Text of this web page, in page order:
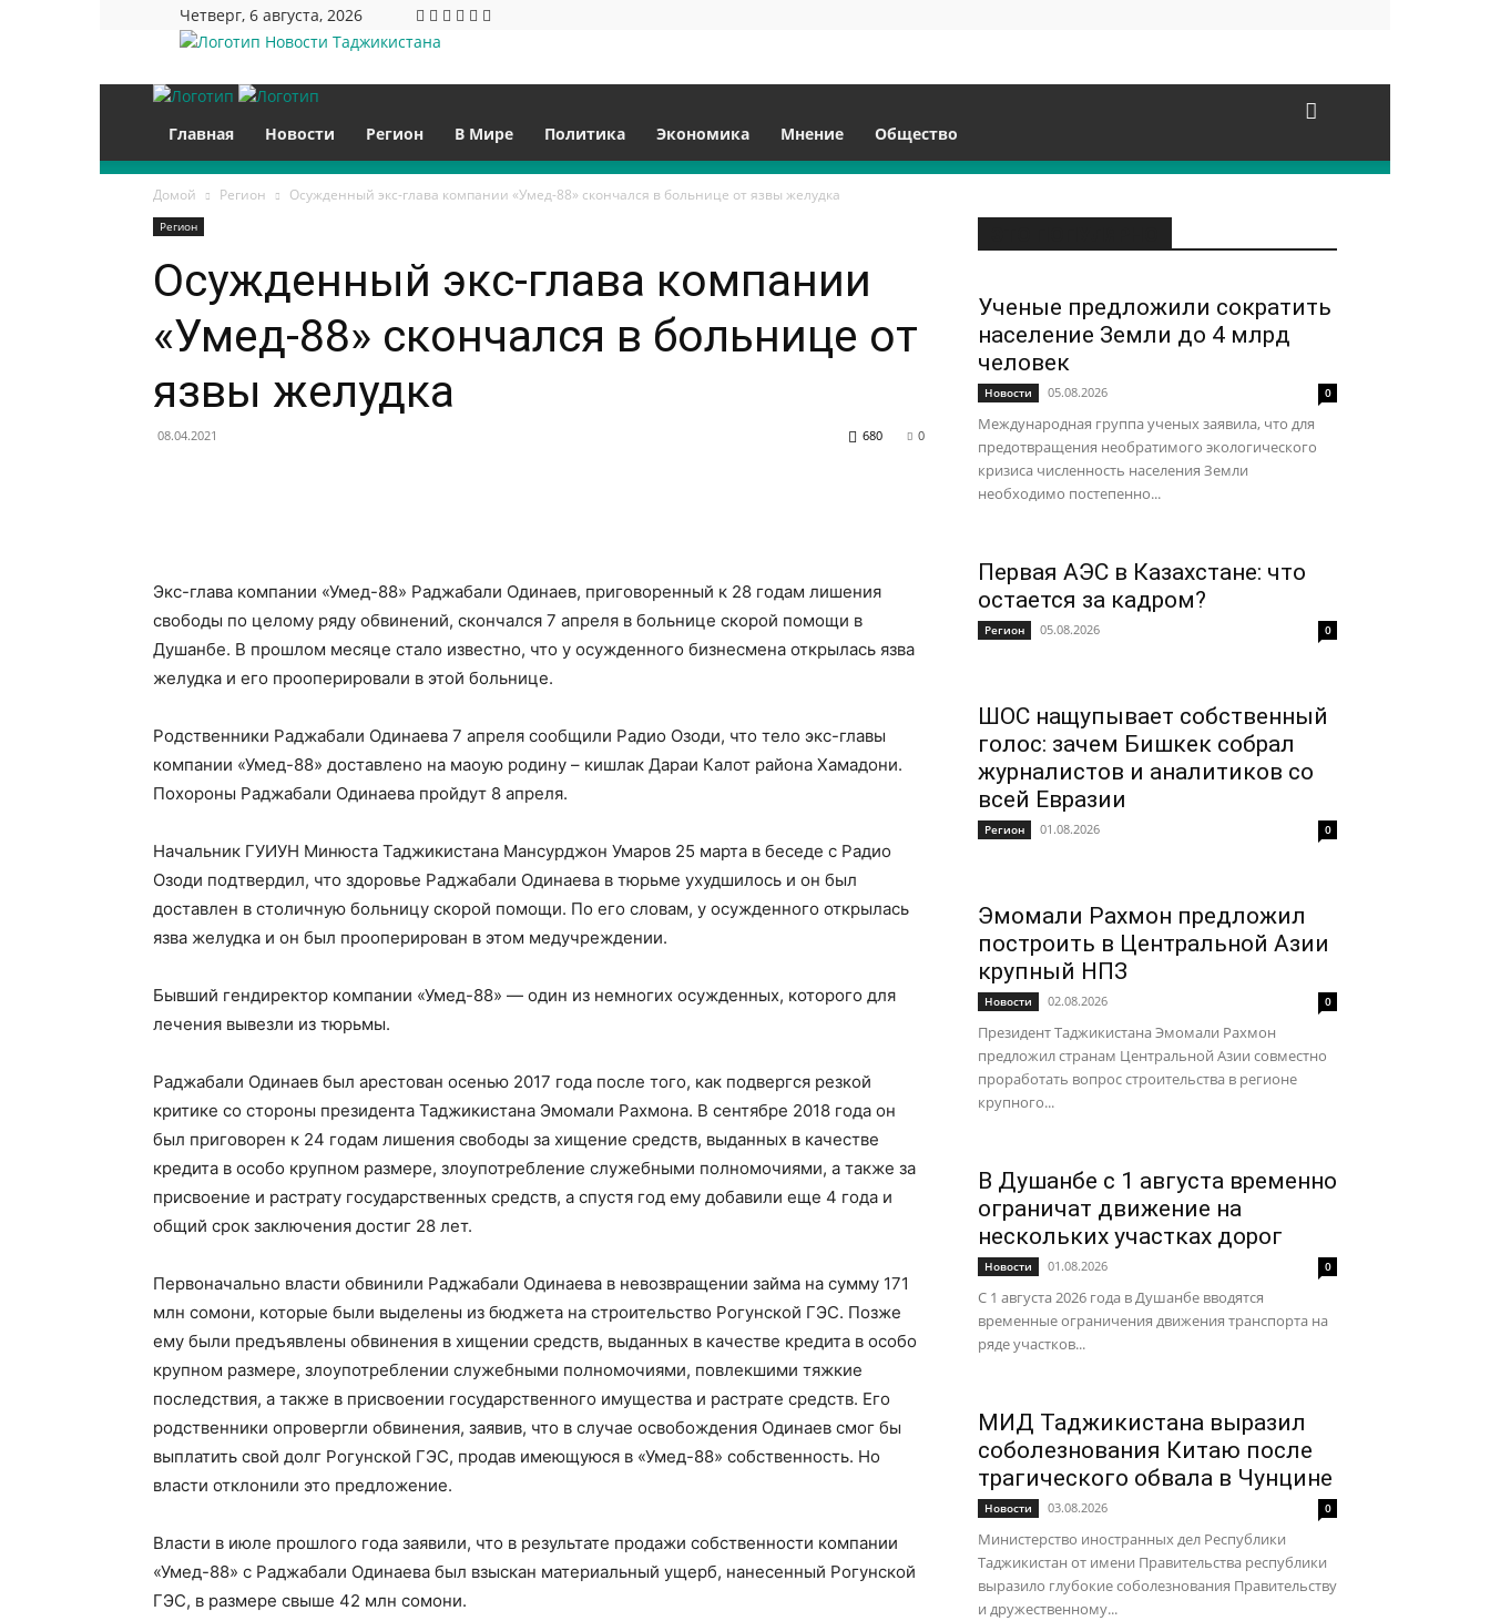
Четверг, 6 августа, 2026
Новости Таджикистана
Главная Новости Регион В Мире Политика Экономика Мнение Общество
Домой Регион Осужденный экс-глава компании «Умед-88» скончался в больнице от язвы желудка
Регион
Осужденный экс-глава компании
«Умед-88» скончался в больнице от
язвы желудка
08.04.2021 0
680
Экс-глава компании «Умед-88» Раджабали Одинаев, приговоренный к 28 годам лишения
свободы по целому ряду обвинений, скончался 7 апреля в больнице скорой помощи в
Душанбе. В прошлом месяце стало известно, что у осужденного бизнесмена открылась язва
желудка и его прооперировали в этой больнице.
Родственники Раджабали Одинаева 7 апреля сообщили Радио Озоди, что тело экс-главы
компании «Умед-88» доставлено на маоую родину – кишлак Дараи Калот района Хамадони.
Похороны Раджабали Одинаева пройдут 8 апреля.
Начальник ГУИУН Минюста Таджикистана Мансурджон Умаров 25 марта в беседе с Радио
Озоди подтвердил, что здоровье Раджабали Одинаева в тюрьме ухудшилось и он был
доставлен в столичную больницу скорой помощи. По его словам, у осужденного открылась
язва желудка и он был прооперирован в этом медучреждении.
Бывший гендиректор компании «Умед-88» — один из немногих осужденных, которого для
лечения вывезли из тюрьмы.
Раджабали Одинаев был арестован осенью 2017 года после того, как подвергся резкой
критике со стороны президента Таджикистана Эмомали Рахмона. В сентябре 2018 года он
был приговорен к 24 годам лишения свободы за хищение средств, выданных в качестве
кредита в особо крупном размере, злоупотребление служебными полномочиями, а также за
присвоение и растрату государственных средств, а спустя год ему добавили еще 4 года и
общий срок заключения достиг 28 лет.
Первоначально власти обвинили Раджабали Одинаева в невозвращении займа на сумму 171
млн сомони, которые были выделены из бюджета на строительство Рогунской ГЭС. Позже
ему были предъявлены обвинения в хищении средств, выданных в качестве кредита в особо
крупном размере, злоупотреблении служебными полномочиями, повлекшими тяжкие
последствия, а также в присвоении государственного имущества и растрате средств. Его
родственники опровергли обвинения, заявив, что в случае освобождения Одинаев смог бы
выплатить свой долг Рогунской ГЭС, продав имеющуюся в «Умед-88» собственность. Но
власти отклонили это предложение.
Власти в июле прошлого года заявили, что в результате продажи собственности компании
«Умед-88» с Раджабали Одинаева был взыскан материальный ущерб, нанесенный Рогунской
ГЭС, в размере свыше 42 млн сомони.
Ученые предложили сократить
население Земли до 4 млрд
человек
Новости 05.08.2026 0
Международная группа ученых заявила, что для
предотвращения необратимого экологического
кризиса численность населения Земли
необходимо постепенно...
Первая АЭС в Казахстане: что
остается за кадром?
Регион 05.08.2026 0
ШОС нащупывает собственный
голос: зачем Бишкек собрал
журналистов и аналитиков со
всей Евразии
Регион 01.08.2026 0
Эмомали Рахмон предложил
построить в Центральной Азии
крупный НПЗ
Новости 02.08.2026 0
Президент Таджикистана Эмомали Рахмон
предложил странам Центральной Азии совместно
проработать вопрос строительства в регионе
крупного...
В Душанбе с 1 августа временно
ограничат движение на
нескольких участках дорог
Новости 01.08.2026 0
С 1 августа 2026 года в Душанбе вводятся
временные ограничения движения транспорта на
ряде участков...
МИД Таджикистана выразил
соболезнования Китаю после
трагического обвала в Чунцине
Новости 03.08.2026 0
Министерство иностранных дел Республики
Таджикистан от имени Правительства республики
выразило глубокие соболезнования Правительству
и дружественному...